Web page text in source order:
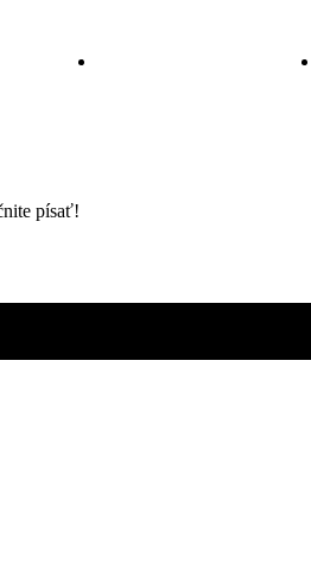
Služby Inteligentný dom
písať!